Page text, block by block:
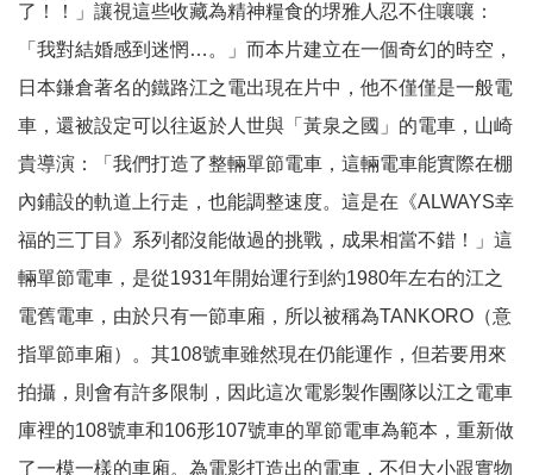
了！！」讓視這些收藏為精神糧食的堺雅人忍不住嚷嚷：
「我對結婚感到迷惘…。」而本片建立在一個奇幻的時空，
日本鎌倉著名的鐵路江之電出現在片中，他不僅僅是一般電
車，還被設定可以往返於人世與「黃泉之國」的電車，山崎
貴導演：「我們打造了整輛單節電車，這輛電車能實際在棚
內鋪設的軌道上行走，也能調整速度。這是在《ALWAYS幸
福的三丁目》系列都沒能做過的挑戰，成果相當不錯！」這
輛單節電車，是從1931年開始運行到約1980年左右的江之
電舊電車，由於只有一節車廂，所以被稱為TANKORO（意
指單節車廂）。其108號車雖然現在仍能運作，但若要用來
拍攝，則會有許多限制，因此這次電影製作團隊以江之電車
庫裡的108號車和106形107號車的單節電車為範本，重新做
了一模一樣的車廂。為電影打造出的電車，不但大小跟實物